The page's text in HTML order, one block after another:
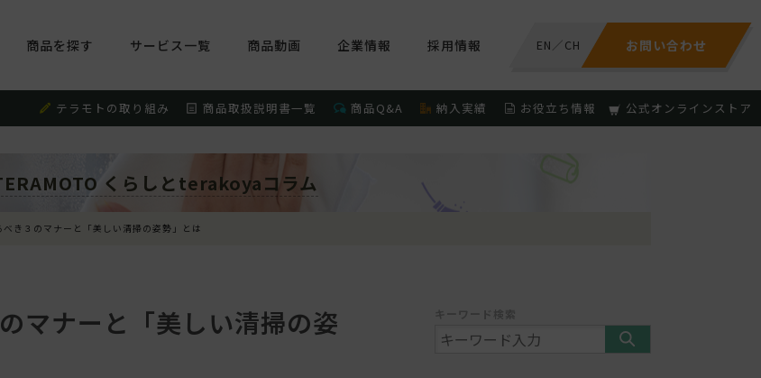
お問い合わせ
EN CH
商品を探す サービス一覧 商品動画 企業情報 採用情報
テラモトの取り組み 商品取扱説明書一覧 商品Q&A 納入実績 お役立ち情報 公式オンラインストア
くらしとterakoyaコラム
き３のマナーと「美しい清掃の姿勢」とは
マナーと「美しい清掃の姿